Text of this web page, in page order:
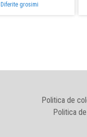
Diferite grosimi
Politica de
Politica